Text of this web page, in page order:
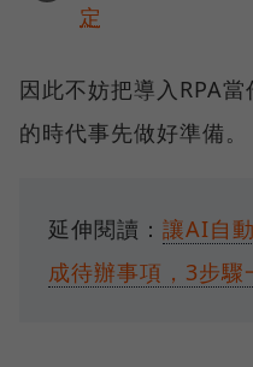
定
因此不妨把導入RPA
的時代事先做好準備。
延伸閱讀： 讓AI自
成待辦事項，3步驟